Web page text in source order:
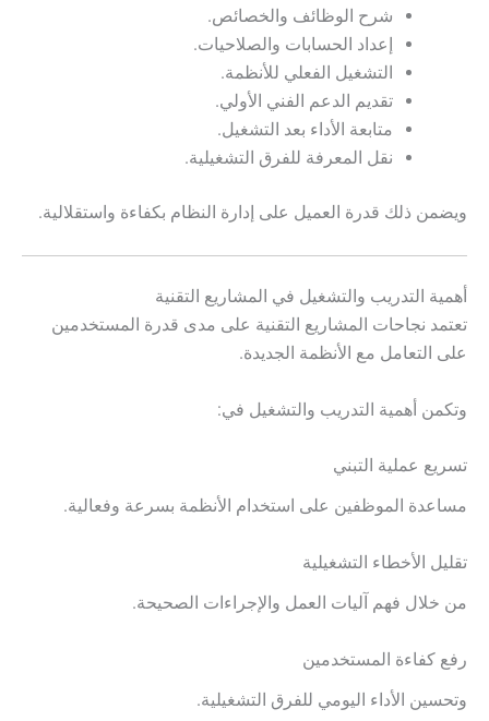
شرح الوظائف والخصائص.
إعداد الحسابات والصلاحيات.
التشغيل الفعلي للأنظمة.
تقديم الدعم الفني الأولي.
متابعة الأداء بعد التشغيل.
نقل المعرفة للفرق التشغيلية.
ويضمن ذلك قدرة العميل على إدارة النظام بكفاءة واستقلالية.
أهمية التدريب والتشغيل في المشاريع التقنية
تعتمد نجاحات المشاريع التقنية على مدى قدرة المستخدمين
على التعامل مع الأنظمة الجديدة.
وتكمن أهمية التدريب والتشغيل في:
تسريع عملية التبني
مساعدة الموظفين على استخدام الأنظمة بسرعة وفعالية.
تقليل الأخطاء التشغيلية
من خلال فهم آليات العمل والإجراءات الصحيحة.
رفع كفاءة المستخدمين
وتحسين الأداء اليومي للفرق التشغيلية.